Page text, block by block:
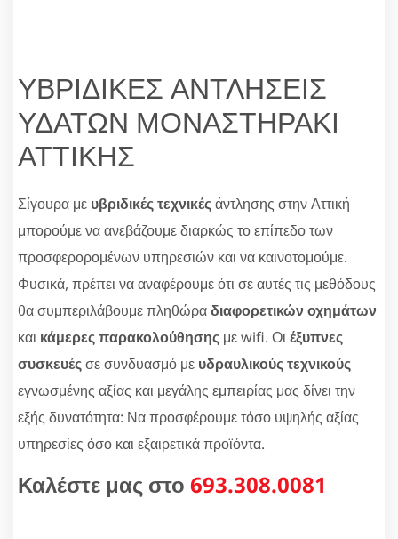
ΥΒΡΙΔΙΚΕΣ ΑΝΤΛΗΣΕΙΣ
ΥΔΑΤΩΝ ΜΟΝΑΣΤΗΡΑΚΙ
ΑΤΤΙΚΗΣ
Σίγουρα με υβριδικές τεχνικέςάντλησης στην Αττική
μπορούμε να ανεβάζουμε διαρκώς το επίπεδο των
προσφερορομένων υπηρεσιών και να καινοτομούμε.
Φυσικά, πρέπει να αναφέρουμε ότι σε αυτές τις μεθόδους
θα συμπεριλάβουμε πληθώραδιαφορετικών οχημάτων
και κάμερες παρακολούθησης με wifi. Οι έξυπνες
συσκευέςσε συνδυασμό με υδραυλικούς τεχνικούς
εγνωσμένης αξίας και μεγάλης εμπειρίας μας δίνει την
εξής δυνατότητα: Να προσφέρουμε τόσο υψηλής αξίας
υπηρεσίες όσο και εξαιρετικά προϊόντα.
Καλέστε μας στο 693.308.0081